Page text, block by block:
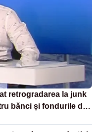
retrogradarea la junk
bănci și fondurile de